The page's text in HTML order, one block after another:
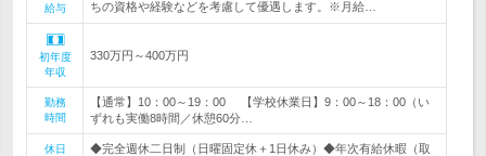
給与 ちの資格や経験などを考慮して優遇します。※月給…
初年度
年収
330万円～400万円
勤務
時間
【通常】10：00～19：00 【学校休業日】9：00～18：00（い
ずれも実働8時間／休憩60分…
休日
◆完全週休二日制（日曜固定休＋1日休み）◆年次有給休暇（取